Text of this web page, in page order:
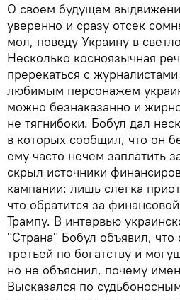
О своем будущем
уверенно и сразу отсек
мол, поведу Украину в
Несколько косноязычная
пререкаться с
любимым персонажем
можно безнаказанно и
не тягнибоки. Бобул дал
в которых сообщил, что он
ему часто нечем заплатить
скрыл источники
кампании: лишь слегка
что обратится за
Трампу. В интервью
"Страна" Бобул объявил, что
третьей по богатству и
но не объяснил, почему
Высказался по